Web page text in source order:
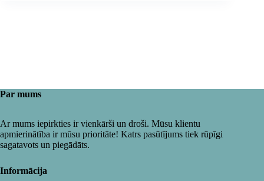
Par mums
Ar mums iepirkties ir vienkārši un droši. Mūsu klientu
apmierinātība ir mūsu prioritāte! Katrs pasūtījums tiek rūpīgi
sagatavots un piegādāts.
Informācija